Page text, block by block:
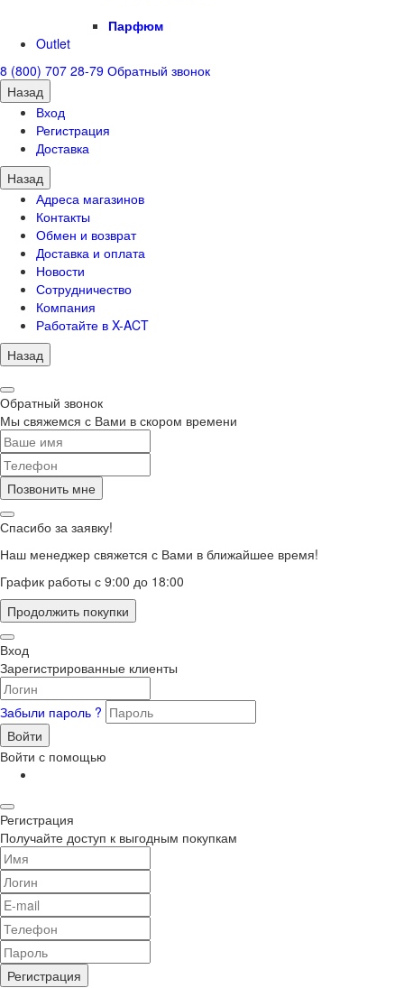
Парфюм
Outlet
8 (800) 707 28-79 Обратный звонок
Назад
Вход
Регистрация
Доставка
Назад
Адреса магазинов
Контакты
Обмен и возврат
Доставка и оплата
Новости
Сотрудничество
Компания
Работайте в X-ACT
Назад
Обратный звонок
Мы свяжемся с Вами в скором времени
Позвонить мне
Спасибо за заявку!
Наш менеджер свяжется с Вами в ближайшее время!
График работы с 9:00 до 18:00
Продолжить покупки
Вход
Зарегистрированные клиенты
Забыли пароль ?
Войти
Войти с помощью
Регистрация
Получайте доступ к выгодным покупкам
Регистрация